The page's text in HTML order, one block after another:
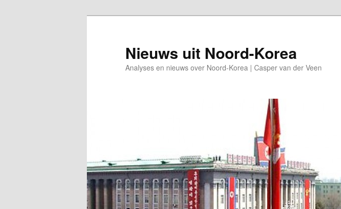
Nieuws uit Noord-Korea
Analyses en nieuws over Noord-Korea | Casper van der Veen